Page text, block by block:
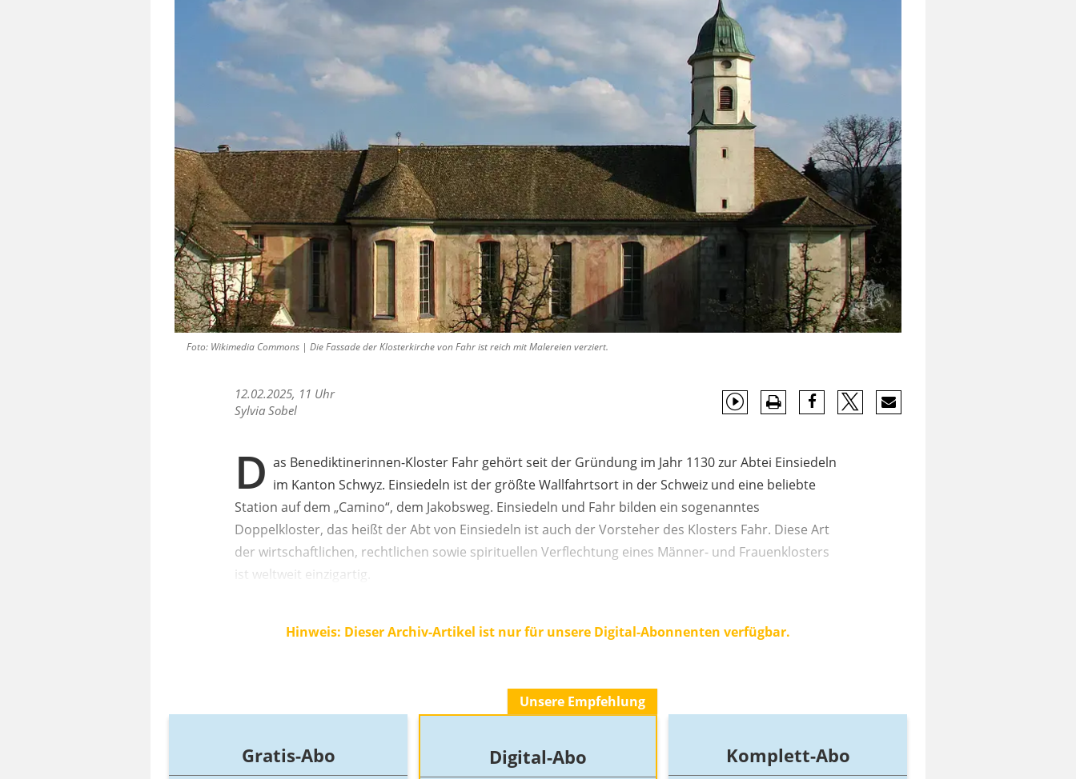
Foto: Wikimedia Commons | Die Fassade der Klosterkirche von Fahr ist reich mit Malereien verziert.
12.02.2025, 11 Uhr
Sylvia Sobel
D as Benediktinerinnen-Kloster Fahr gehört seit der Gründung im Jahr 1130 zur Abtei Einsiedeln
im Kanton Schwyz. Einsiedeln ist der größte Wallfahrtsort in der Schweiz und eine beliebte
Station auf dem „Camino“, dem Jakobsweg. Einsiedeln und Fahr bilden ein sogenanntes
Doppelkloster, das heißt der Abt von Einsiedeln ist auch der Vorsteher des Klosters Fahr. Diese Art
der wirtschaftlichen, rechtlichen sowie spirituellen Verflechtung eines Männer- und Frauenklosters
ist weltweit einzigartig.
Hinweis: Dieser Archiv-Artikel ist nur für unsere Digital-Abonnenten verfügbar.
Gratis-Abo
Unsere Empfehlung
Digital-Abo
Komplett-Abo